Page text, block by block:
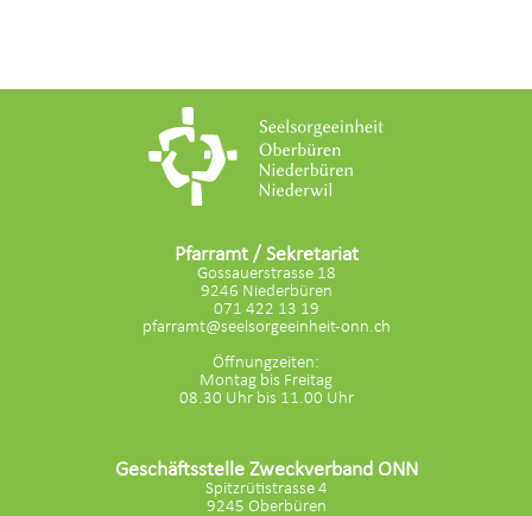
Pfarramt / Sekretariat
Gossauerstrasse 18
9246 Niederbüren
071 422 13 19
pfarramt@seelsorgeeinheit-onn.ch
Öffnungzeiten:
Montag bis Freitag
08.30 Uhr bis 11.00 Uhr
Geschäftsstelle Zweckverband ONN
Spitzrütistrasse 4
9245 Oberbüren